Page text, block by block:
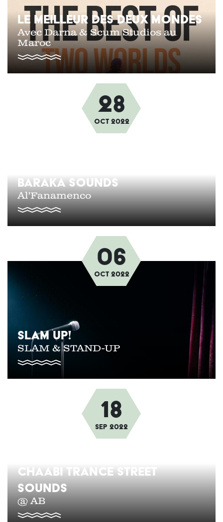
LE MEILLEUR DES DEUX MONDES
Avec Darna & Scum Studios au
Maroc
28
oct 2022
BARAKA SOUNDS
Al'Fanamenco
06
oct 2022
SLAM UP!
SLAM & STAND-UP
18
Sep 2022
CHAABI TRANCE STREET
SOUNDS
@ AB